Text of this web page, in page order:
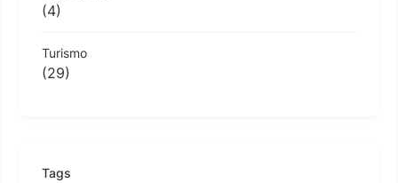
(4)
Turismo
(29)
Tags